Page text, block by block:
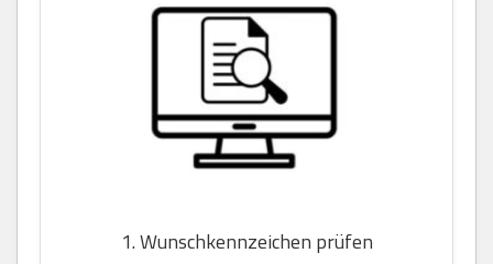
1. Wunschkennzeichen prüfen